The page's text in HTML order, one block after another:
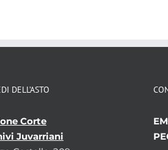
DELL’ASTO
Corte
Juvarriani